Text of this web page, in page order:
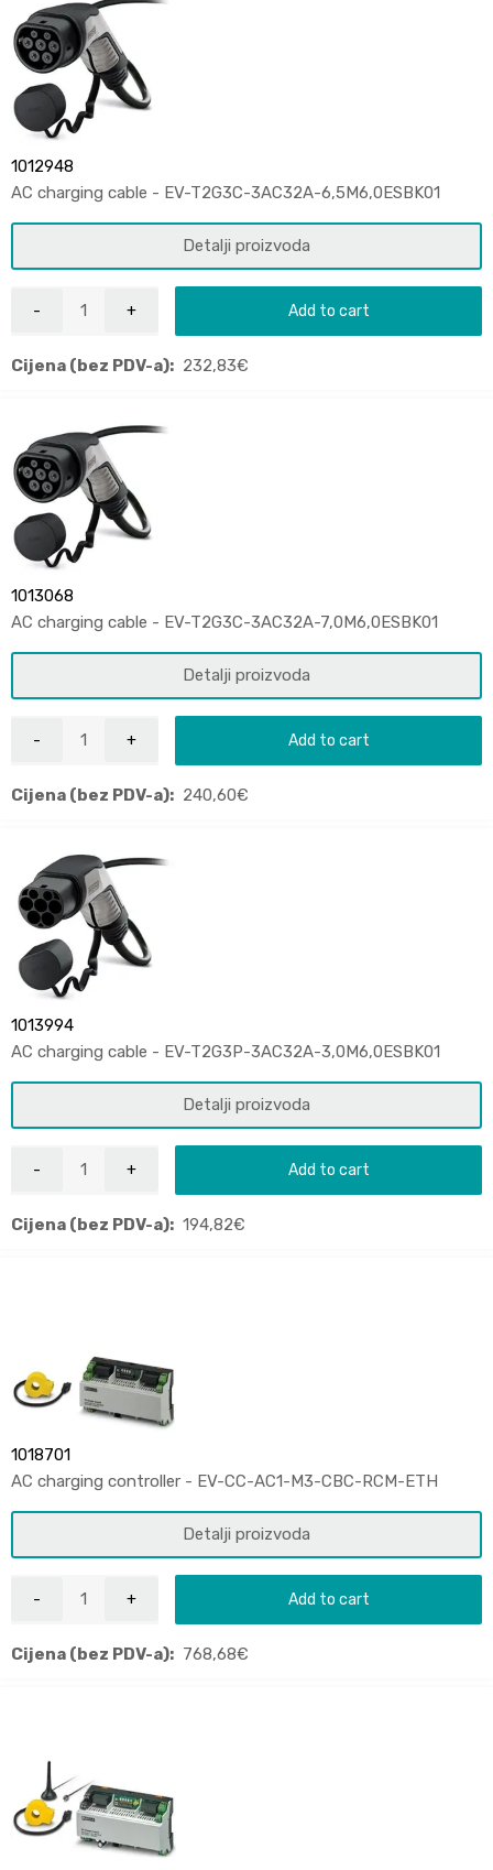
1012948
AC charging cable - EV-T2G3C-3AC32A-6,5M6,0ESBK01
Detalji proizvoda
Add to cart
Cijena (bez PDV-a): 232,83€
1013068
AC charging cable - EV-T2G3C-3AC32A-7,0M6,0ESBK01
Detalji proizvoda
Add to cart
Cijena (bez PDV-a): 240,60€
1013994
AC charging cable - EV-T2G3P-3AC32A-3,0M6,0ESBK01
Detalji proizvoda
Add to cart
Cijena (bez PDV-a): 194,82€
1018701
AC charging controller - EV-CC-AC1-M3-CBC-RCM-ETH
Detalji proizvoda
Add to cart
Cijena (bez PDV-a): 768,68€